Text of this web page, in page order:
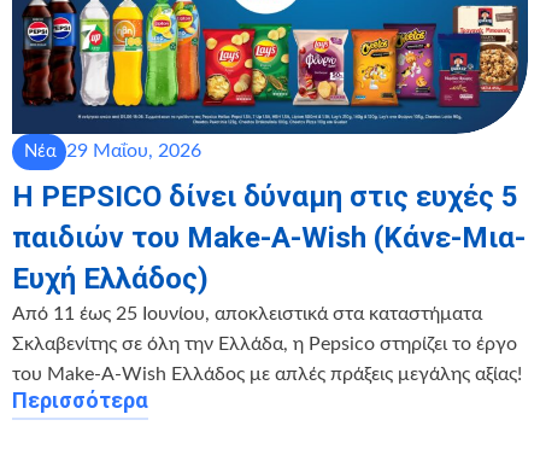
Νέα 29 Μαΐου, 2026
Η PEPSICO δίνει δύναμη στις ευχές 5
παιδιών του Make-A-Wish (Κάνε-Μια-
Ευχή Ελλάδος)
Από 11 έως 25 Ιουνίου, αποκλειστικά στα καταστήματα
Σκλαβενίτης σε όλη την Ελλάδα, η Pepsico στηρίζει το έργο
του Make-A-Wish Ελλάδος με απλές πράξεις μεγάλης αξίας!
Περισσότερα